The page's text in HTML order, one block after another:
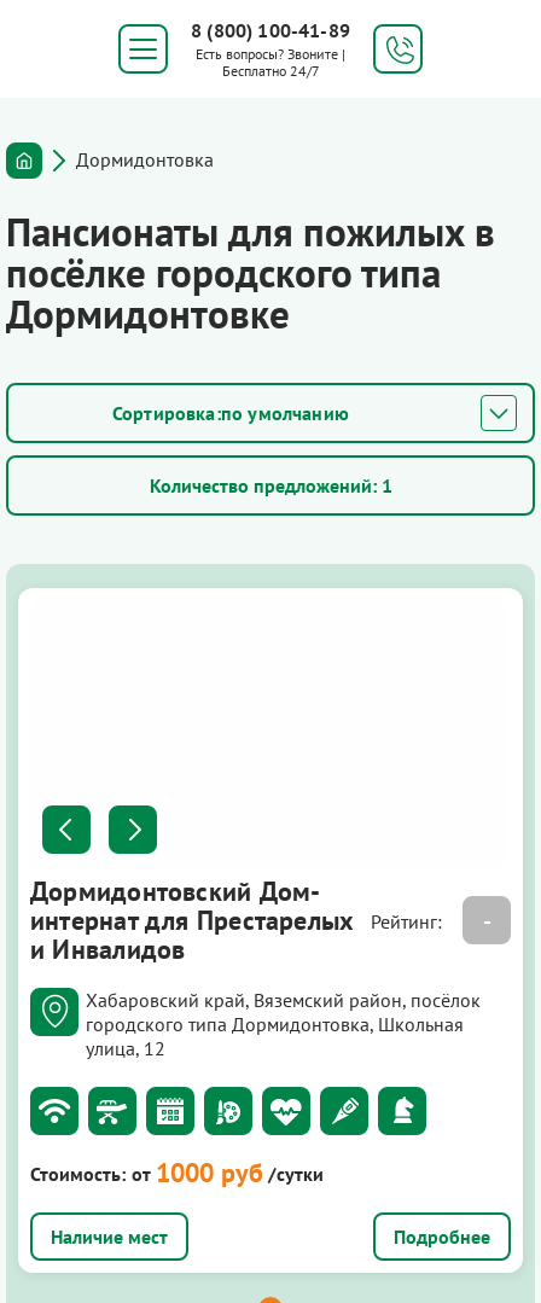
8 (800) 100-41-89
Есть вопросы? Звоните |
Бесплатно 24/7
Дормидонтовка
Пансионаты для пожилых в
посёлке городского типа
Дормидонтовке
по умолчанию
Количество предложений: 1
Дормидонтовский Дом-
интернат для Престарелых
и Инвалидов
Рейтинг: -
Хабаровский край, Вяземский район, посёлок
городского типа Дормидонтовка, Школьная
улица, 12
Стоимость: от 1000 руб /сутки
Подробнее